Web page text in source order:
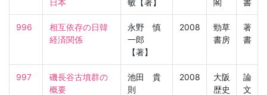
996
相互依存の日韓
経済関係
永野 慎
一郎
【著】
2008
勁草
書房
著
書
997
磯長谷古墳群の
概要
池田 貴
則
2008
大阪
歴史
論
文